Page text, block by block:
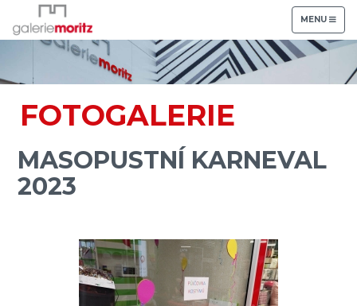
TOGGLE
NAVIGATION
MENU
FOTOGALERIE
MASOPUSTNÍ KARNEVAL
2023